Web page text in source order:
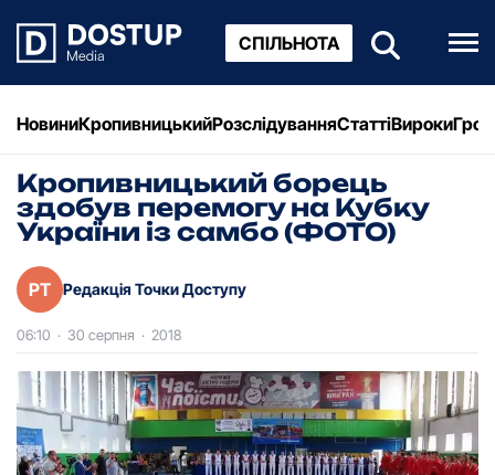
СПІЛЬНОТА
НовиниКропивницькийРозслідуванняСтаттіВироки
Кропивницький борець
здобув перемогу на Кубку
України із самбо (ФОТО)
РТ Редакція Точки Доступу
06:10 · 30 серпня · 2018